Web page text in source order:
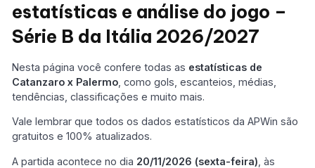
estatísticas e análise do jogo –
Série B da Itália 2026/2027
Nesta página você confere todas as estatísticas de
Catanzaro x Palermo , como gols, escanteios, médias,
tendências, classificações e muito mais.
Vale lembrar que todos os dados estatísticos da APWin são
gratuitos e 100% atualizados.
A partida acontece no dia 20/11/2026 (sexta-feira) , às